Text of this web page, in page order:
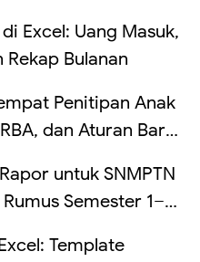
Excel: Uang Masuk,
Rekap Bulanan
Penitipan Anak
dan Aturan Baru
untuk SNMPTN
Semester 1–5,
Template